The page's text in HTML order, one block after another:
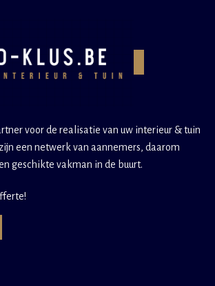
voor de realisatie van uw interieur & tuin
een netwerk van aannemers, daarom
geschikte vakman in de buurt.